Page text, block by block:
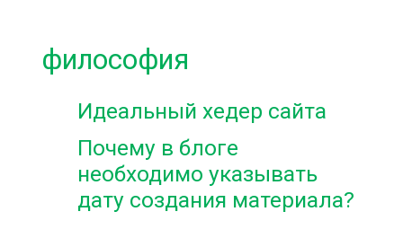
философия
Идеальный хедер сайта
Почему в блоге
необходимо указывать
дату создания материала?